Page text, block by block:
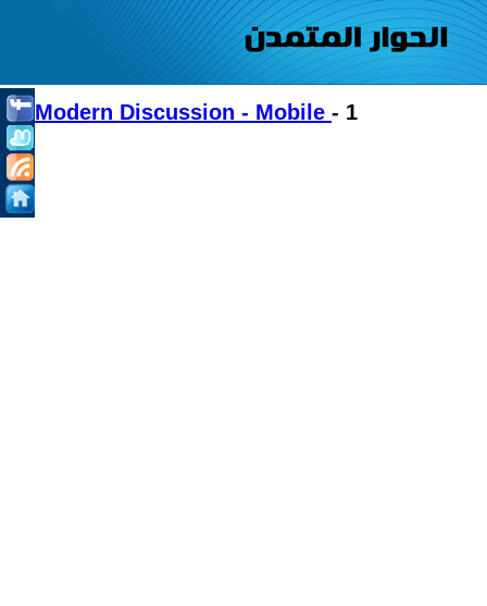
Modern Discussion - Mobile - 1